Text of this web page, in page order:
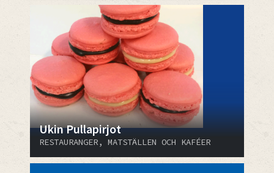
Ukin Pullapirjot
RESTAURANGER, MATSTÄLLEN OCH KAFÉER